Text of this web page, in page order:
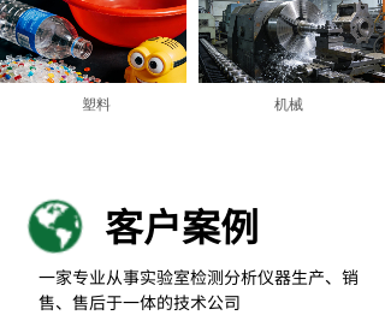
塑料 机械
一家专业从事实验室检测分析仪器生产、销
售、售后于一体的技术公司
客户案例